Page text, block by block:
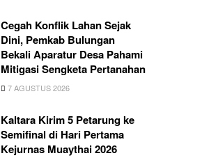
Cegah Konflik Lahan Sejak
Dini, Pemkab Bulungan
Bekali Aparatur Desa Pahami
Mitigasi Sengketa Pertanahan
7 AGUSTUS 2026
Kaltara Kirim 5 Petarung ke
Semifinal di Hari Pertama
Kejurnas Muaythai 2026